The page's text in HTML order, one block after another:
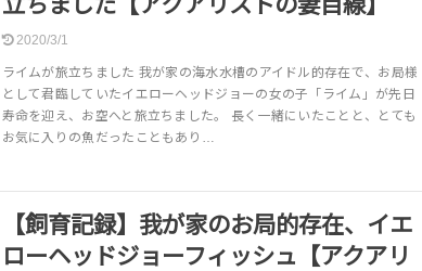
2020/3/1
ライムが旅立ちました 我が家の海水水槽のアイドル的存在で、お局様
として君臨していたイエローヘッドジョーの女の子「ライム」が先日
寿命を迎え、お空へと旅立ちました。 長く一緒にいたことと、とても
お気に入りの魚だったこともあり…
【飼育記録】我が家のお局的存在、イエ
ローヘッドジョーフィッシュ【アクアリ